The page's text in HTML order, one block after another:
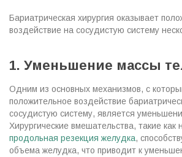
Бариатрическая хирургия оказывает
воздействие на сосудистую систему
1. Уменьшение массы
Одним из основных механизмов, с
положительное воздействие
сосудистую систему, является
Хирургические вмешательства, такие как
продольная резекция желудка,
объема желудка, что приводит к